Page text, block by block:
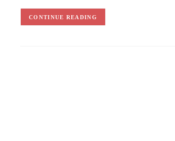
CONTINUE READING